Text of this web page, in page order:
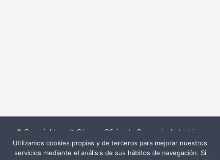
© Copyright
2026. Cámara Oficial de Comercio, Industria y
Servicios de Albacete |Política de
Utilizamos cookies propias y de terceros para mejorar nuestros
servicios mediante el análisis de sus hábitos de navegación. Si